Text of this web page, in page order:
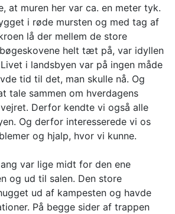
at muren her var ca. en meter tyk.
i røde mursten og med tag af
lå der mellem de store
helt tæt på, var idyllen
i landsbyen var på ingen måde
tid til det, man skulle nå. Og
tale sammen om hverdagens
Derfor kendte vi også alle
Og derfor interesserede vi os
og hjalp, hvor vi kunne.
var lige midt for den ene
og ud til salen. Den store
ud af kampesten og havde
På begge sider af trappen